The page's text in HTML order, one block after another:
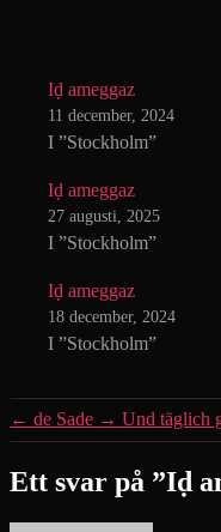
Iḍ ameggaz
11 december, 2024
I ”Stockholm”
Iḍ ameggaz
27 augusti, 2025
I ”Stockholm”
Iḍ ameggaz
18 december, 2024
I ”Stockholm”
← de Sade → Und täglich
Ett svar på ”Iḍ